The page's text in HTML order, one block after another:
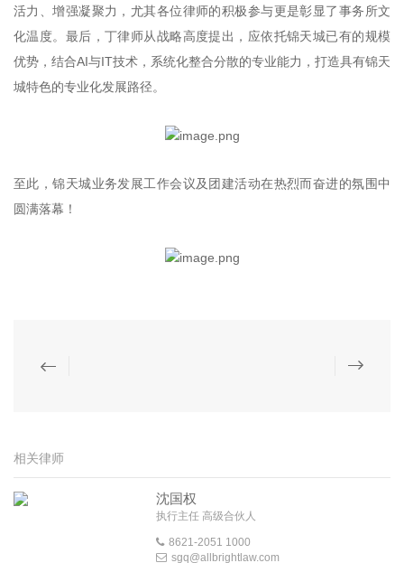
活力、增强凝聚力，尤其各位律师的积极参与更是彰显了事务所文
化温度。最后，丁律师从战略高度提出，应依托锦天城已有的规模
优势，结合AI与IT技术，系统化整合分散的专业能力，打造具有锦天
城特色的专业化发展路径。
至此，锦天城业务发展工作会议及团建活动在热烈而奋进的氛围中
圆满落幕！
相关律师
沈国权
执行主任 高级合伙人
8621-2051 1000
sgq@allbrightlaw.com